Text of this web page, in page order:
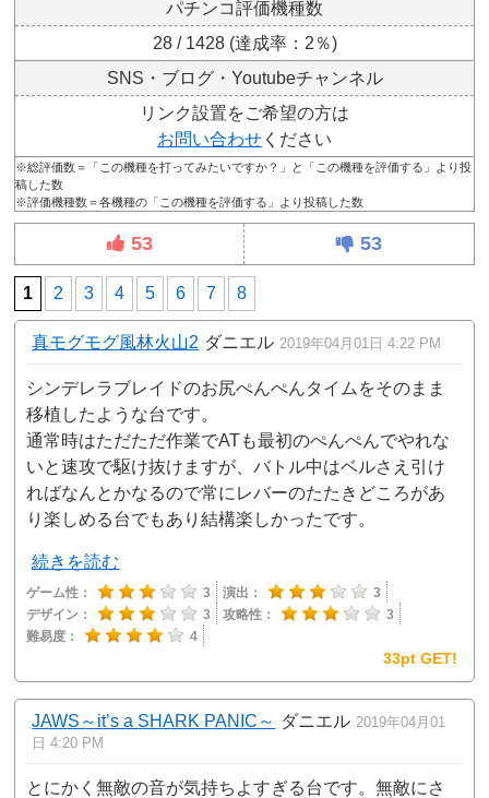
パチンコ評価機種数
28 / 1428 (達成率：2％)
SNS・ブログ・Youtubeチャンネル
リンク設置をご希望の方は
お問い合わせ ください
※総評価数＝「この機種を打ってみたいですか？」と「この機種を評価する」より投
稿した数
※評価機種数＝各機種の「この機種を評価する」より投稿した数
53 53
1 2 3 4 5 6 7 8
真モグモグ風林火山2 ダニエル 2019年04月01日 4:22 PM
シンデレラブレイドのお尻ぺんぺんタイムをそのまま
移植したような台です。
通常時はただただ作業でATも最初のぺんぺんでやれな
いと速攻で駆け抜けますが、バトル中はベルさえ引け
ればなんとかなるので常にレバーのたたきどころがあ
り楽しめる台でもあり結構楽しかったです。
続きを読む
ゲーム性： 3 演出：
3
デザイン：
3 攻略性：
3
難易度：
4
33pt GET!
JAWS～it’s a SHARK PANIC～ ダニエル 2019年04月01
日 4:20 PM
とにかく無敵の音が気持ちよすぎる台です。無敵にさ